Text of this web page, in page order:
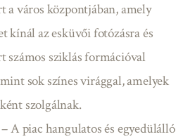
város központjában, amely
kínál az esküvői fotózásra és
számos sziklás formációval
sok színes virággal, amelyek
szolgálnak.
A piac hangulatos és egyedülálló